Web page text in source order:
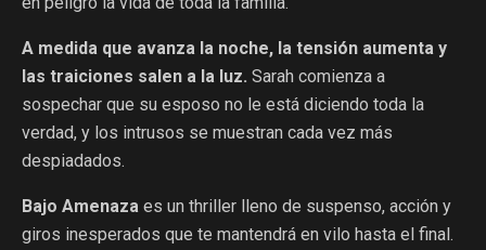
A medida que avanza la noche, la tensión aumenta y
las traiciones salen a la luz. Sarah comienza a
sospechar que su esposo no le está diciendo toda la
verdad, y los intrusos se muestran cada vez más
despiadados.
Bajo Amenaza es un thriller lleno de suspenso, acción y
giros inesperados que te mantendrá en vilo hasta el final.